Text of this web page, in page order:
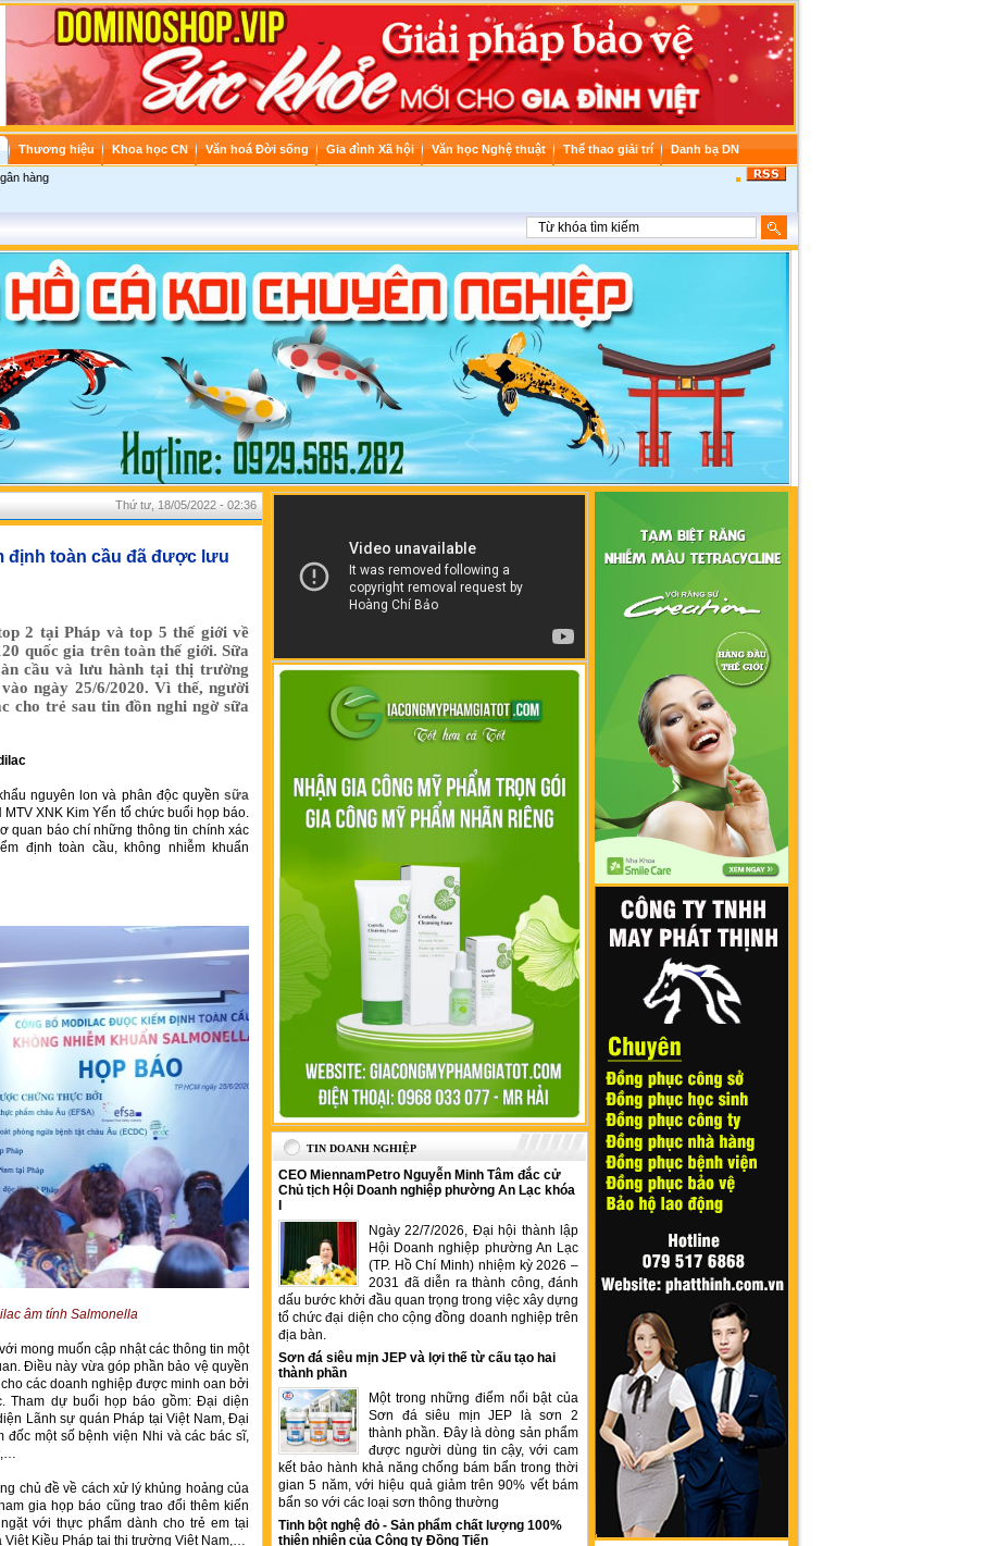
Thương hiệu Khoa học CN Văn hoá Đời sống Gia đình Xã hội Văn học Nghệ thuật Thể thao giải trí Danh bạ DN
hàng
Thứ tư, 18/05/2022 - 02:36
định toàn cầu đã được lưu
2 tại Pháp và top 5 thế giới về
quốc gia trên toàn thế giới. Sữa
cầu và lưu hành tại thị trường
ngày 25/6/2020. Vì thế, người
cho trẻ sau tin đồn nghi ngờ sữa
nguyên lon và phân độc quyền sữa
XNK Kim Yến tổ chức buổi họp báo.
quan báo chí những thông tin chính xác
định toàn cầu, không nhiễm khuẩn
âm tính Salmonella
mong muốn cập nhật các thông tin một
Điều này vừa góp phần bảo vệ quyền
các doanh nghiệp được minh oan bởi
Tham dự buổi họp báo gồm: Đại diện
Lãnh sự quán Pháp tại Việt Nam, Đại
một số bệnh viện Nhi và các bác sĩ,
chủ đề về cách xử lý khủng hoảng của
gia họp báo cũng trao đổi thêm kiến
với thực phẩm dành cho trẻ em tại
Việt Kiều Pháp tại thị trường Việt Nam,…
TIN DOANH NGHIỆP
CEO MiennamPetro Nguyễn Minh Tâm đắc cử
Chủ tịch Hội Doanh nghiệp phường An Lạc khóa
Ngày 22/7/2026, Đại hội thành lập
Hội Doanh nghiệp phường An Lạc
(TP. Hồ Chí Minh) nhiệm kỳ 2026 –
2031 đã diễn ra thành công, đánh
dấu bước khởi đầu quan trọng trong việc xây dựng
tổ chức đại diện cho cộng đồng doanh nghiệp trên
địa bàn.
Sơn đá siêu mịn JEP và lợi thế từ cấu tạo hai
thành phần
Một trong những điểm nổi bật của
Sơn đá siêu mịn JEP là sơn 2
thành phần. Đây là dòng sản phẩm
được người dùng tin cậy, với cam
kết bảo hành khả năng chống bám bẩn trong thời
gian 5 năm, với hiệu quả giảm trên 90% vết bám
bẩn so với các loại sơn thông thường
Tinh bột nghệ đỏ - Sản phẩm chất lượng 100%
thiên nhiên của Công ty Đồng Tiến